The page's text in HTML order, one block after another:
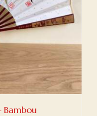
Bambou